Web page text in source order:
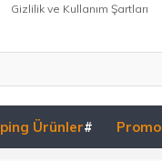
Gizlilik ve Kullanım Şartları
Ürünler#